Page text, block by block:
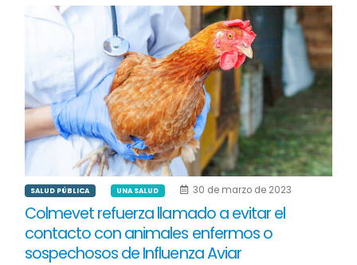
SALUD PÚBLICA UNA SALUD 30 de marzo de 2023
Colmevet refuerza llamado a evitar el
contacto con animales enfermos o
sospechosos de Influenza Aviar